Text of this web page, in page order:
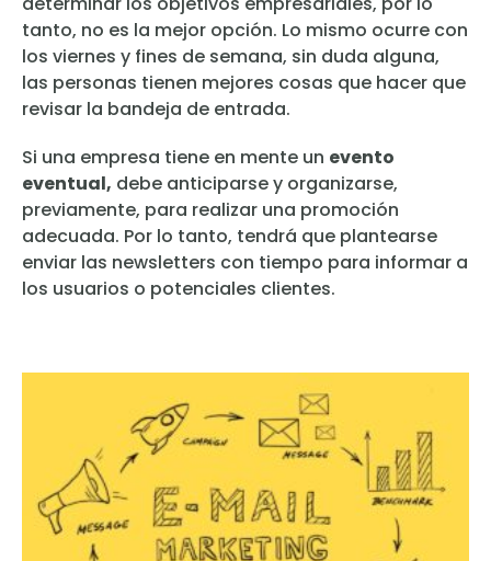
tanto, no es la mejor opción. Lo mismo ocurre con
los viernes y fines de semana, sin duda alguna,
las personas tienen mejores cosas que hacer que
revisar la bandeja de entrada.
Si una empresa tiene en mente un evento
eventual, debe anticiparse y organizarse,
previamente, para realizar una promoción
adecuada. Por lo tanto, tendrá que plantearse
enviar las newsletters con tiempo para informar a
los usuarios o potenciales clientes.